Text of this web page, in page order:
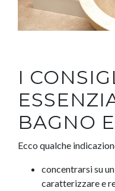
I
BAGNO
Ecco qualche
concentrarsi su
caratterizzare e